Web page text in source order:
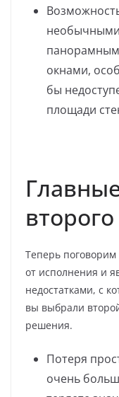
панорамным
окнами,
бы
площади
Теперь поговорим
от исполнения и
недостатками, с
вы выбрали
решения.
Потеря
очень